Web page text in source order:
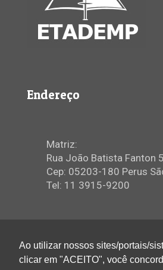
Endereço
Matriz:
Rua João Batista Fanton
Cep: 05203-180 Perus
Tel: 11 3915-9200
Ao utilizar nossos sites/portais/
clicar em "ACEITO", você